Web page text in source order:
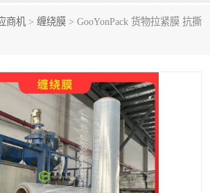
商机 > 缠绕膜 > GooYonPack 货物拉紧膜 抗撕
纤维打包带
充气袋
缠绕膜
托盘裹包网兜